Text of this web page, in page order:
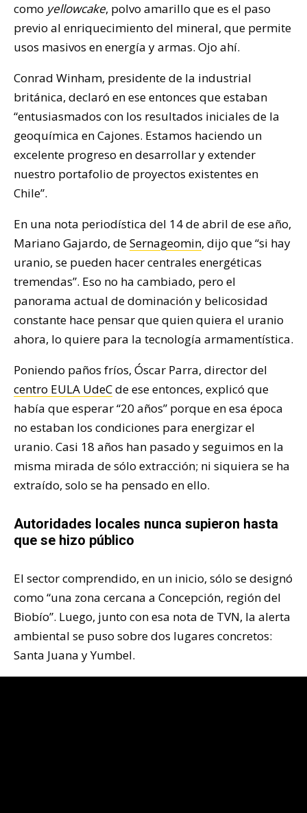
como yellowcake, polvo amarillo que es el paso
previo al enriquecimiento del mineral, que permite
usos masivos en energía y armas. Ojo ahí.
Conrad Winham, presidente de la industrial
británica, declaró en ese entonces que estaban
“entusiasmados con los resultados iniciales de la
geoquímica en Cajones. Estamos haciendo un
excelente progreso en desarrollar y extender
nuestro portafolio de proyectos existentes en
Chile”.
En una nota periodística del 14 de abril de ese año,
Mariano Gajardo, deSernageomin, dijo que “si hay
uranio, se pueden hacer centrales energéticas
tremendas”. Eso no ha cambiado, pero el
panorama actual de dominación y belicosidad
constante hace pensar que quien quiera el uranio
ahora, lo quiere para la tecnología armamentística.
Poniendo paños fríos, Óscar Parra, director del
centro EULA UdeCde ese entonces, explicó que
había que esperar “20 años” porque en esa época
no estaban los condiciones para energizar el
uranio. Casi 18 años han pasado y seguimos en la
misma mirada de sólo extracción; ni siquiera se ha
extraído, solo se ha pensado en ello.
Autoridades locales nunca supieron hasta
que se hizo público
El sector comprendido, en un inicio, sólo se designó
como “una zona cercana a Concepción, región del
Biobío”. Luego, junto con esa nota de TVN, la alerta
ambiental se puso sobre dos lugares concretos:
Santa Juana y Yumbel.